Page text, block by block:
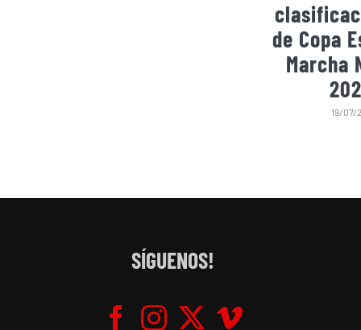
de Copa
Marcha
19/07/
SÍGUENOS!